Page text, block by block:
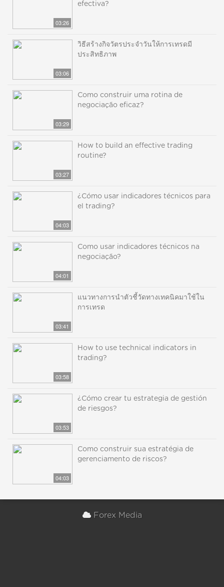
03:26
efectiva?
03:06
วิธีสร้างกิจวัตรประจำวันให้การเทรดมี
ประสิทธิภาพ
03:29
Como construir uma rotina de
negociação eficaz?
03:27
How to build an effective trading
routine?
04:03
¿Cómo usar indicadores técnicos para
el trading?
04:01
Como usar indicadores técnicos na
negociação?
03:41
แนวทางการนำตัวชี้วัดทางเทคนิคมาใช้ใน
การเทรด
03:58
How to use technical indicators in
trading?
03:53
¿Cómo crear tu estrategia de gestión
de riesgos?
04:03
Como construir sua estratégia de
gerenciamento de riscos?
Forex Media